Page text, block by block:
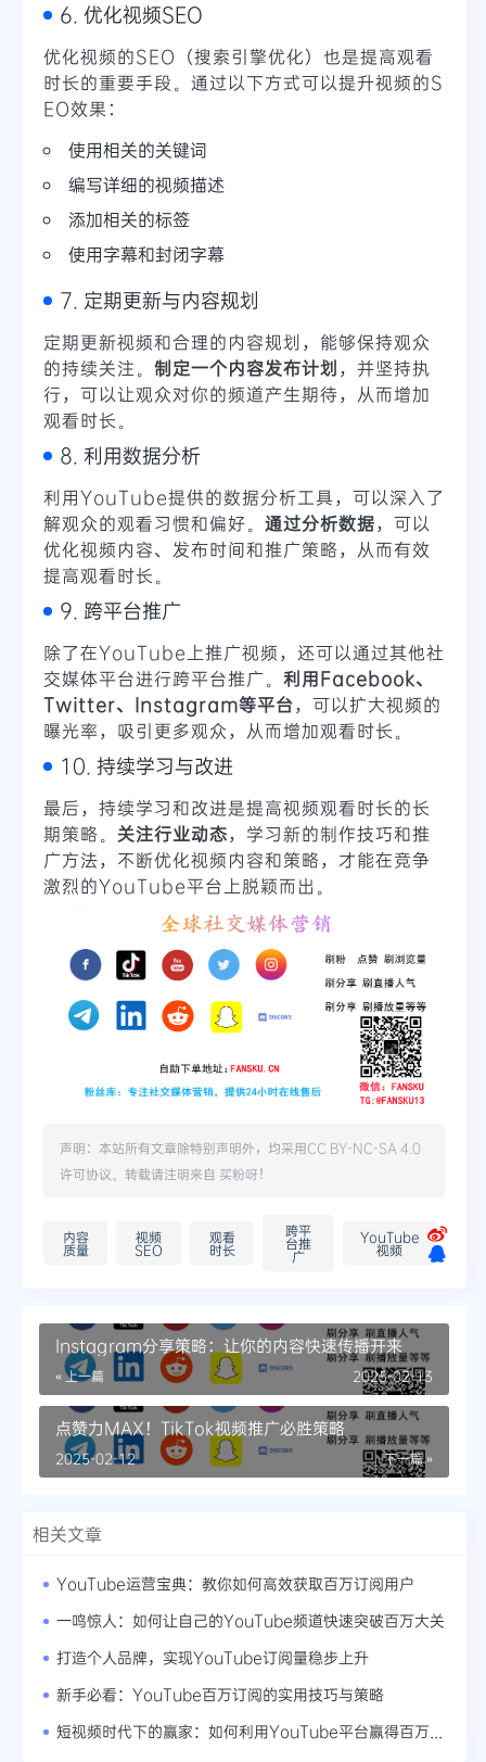
6. 优化视频SEO
优化视频的SEO（搜索引擎优化）也是提高观看
时长的重要手段。通过以下方式可以提升视频的S
EO效果：
使用相关的关键词
编写详细的视频描述
添加相关的标签
使用字幕和封闭字幕
7. 定期更新与内容规划
定期更新视频和合理的内容规划，能够保持观众
的持续关注。 制定一个内容发布计划，并坚持执
行，可以让观众对你的频道产生期待，从而增加
观看时长。
8. 利用数据分析
利用YouTube提供的数据分析工具，可以深入了
解观众的观看习惯和偏好。 通过分析数据，可以
优化视频内容、发布时间和推广策略，从而有效
提高观看时长。
9. 跨平台推广
除了在YouTube上推广视频，还可以通过其他社
交媒体平台进行跨平台推广。 利用Facebook、
Twitter、Instagram等平台，可以扩大视频的
曝光率，吸引更多观众，从而增加观看时长。
10. 持续学习与改进
最后，持续学习和改进是提高视频观看时长的长
期策略。 关注行业动态，学习新的制作技巧和推
广方法，不断优化视频内容和策略，才能在竞争
激烈的YouTube平台上脱颖而出。
声明：本站所有文章除特别声明外，均采用CC BY-NC-SA 4.0
许可协议。转载请注明来自 买粉呀！
内容
质量
视频
SEO
观看
时长
跨平
台推
广
YouTube
视频
Instagram分享策略：让你的内容快速传播开来
« 上一篇 2025-02-13
点赞力MAX！TikTok视频推广必胜策略
下一篇 »
2025-02-12
相关文章
YouTube运营宝典：教你如何高效获取百万订阅用户
一鸣惊人：如何让自己的YouTube频道快速突破百万大关
打造个人品牌，实现YouTube订阅量稳步上升
新手必看：YouTube百万订阅的实用技巧与策略